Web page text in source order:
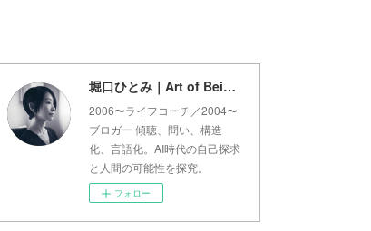
堀口ひとみ｜Art of Being Lab
2006〜ライフコーチ／2004〜
ブロガー 傾聴、問い、構造
化、言語化。AI時代の自己探求
と人間の可能性を探究。
フォロー